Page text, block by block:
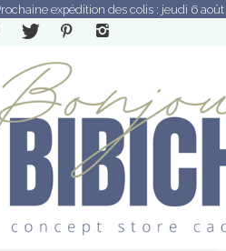
expédition des colis : jeudi 6